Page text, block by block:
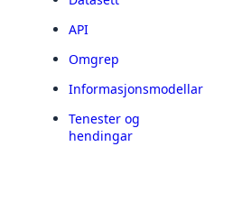
API
Omgrep
Informasjonsmodellar
Tenester og
hendingar